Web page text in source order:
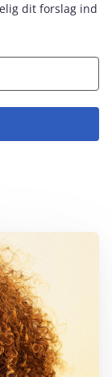
dit forslag ind